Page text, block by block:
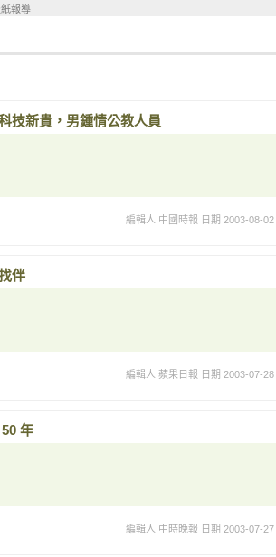
報導
技新貴，男鍾情公教人員
編輯人 中國時報 日期 2003-08-02
伴
編輯人 蘋果日報 日期 2003-07-28
年
編輯人 中時晚報 日期 2003-07-27